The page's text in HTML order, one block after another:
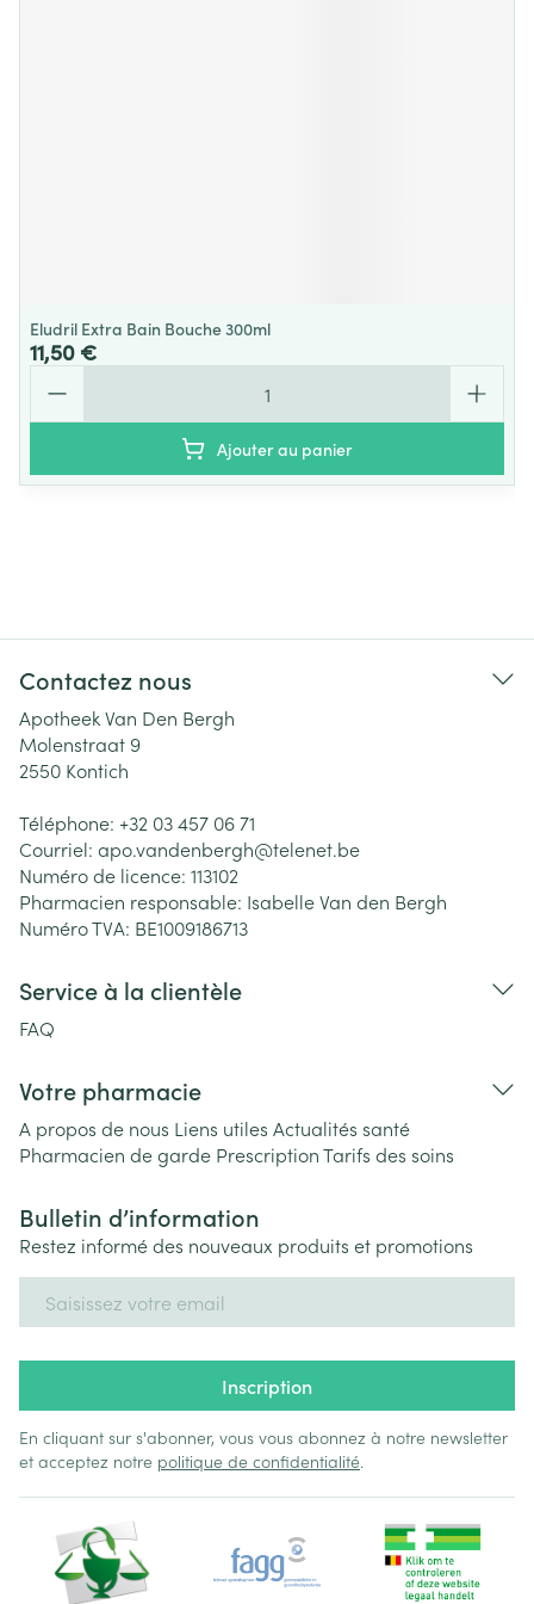
Eludril Extra Bain Bouche 300ml
11,50 €
Ajouter au panier
Contactez nous
Apotheek Van Den Bergh
Molenstraat 9
2550 Kontich
Téléphone: +32 03 457 06 71
Courriel: apo.vandenbergh@telenet.be
Numéro de licence: 113102
Pharmacien responsable: Isabelle Van den Bergh
Numéro TVA: BE1009186713
Service à la clientèle
FAQ
Votre pharmacie
A propos de nous Liens utiles Actualités santé
Pharmacien de garde PrescriptionTarifs des soins
Bulletin d’information
Restez informé des nouveaux produits et promotions
Inscription
En cliquant sur s'abonner, vous vous abonnez à notre newsletter
et acceptez notre politique de confidentialité.